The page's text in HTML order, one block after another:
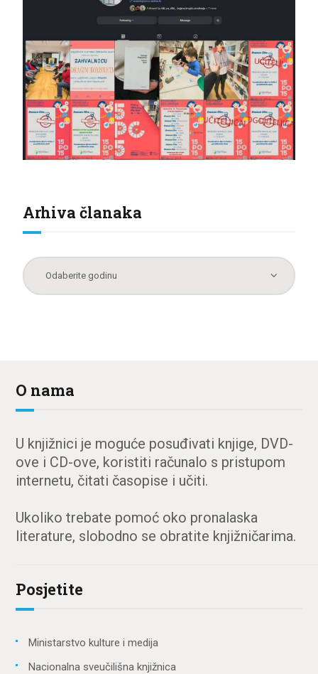
Arhiva članaka
O nama
U knjižnici je moguće posuđivati knjige, DVD-
ove i CD-ove, koristiti računalo s pristupom
internetu, čitati časopise i učiti.
Ukoliko trebate pomoć oko pronalaska
literature, slobodno se obratite knjižničarima.
Posjetite
Ministarstvo kulture i medija
Nacionalna sveučilišna knjižnica